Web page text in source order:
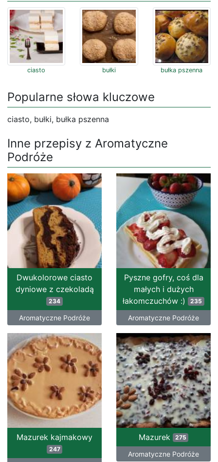
ciasto bułki bułka pszenna
Popularne słowa kluczowe
ciasto, bułki, bułka pszenna
Inne przepisy z Aromatyczne
Podróże
Dwukolorowe ciasto
dyniowe z czekoladą
234
Aromatyczne Podróże
Pyszne gofry, coś dla
małych i dużych
łakomczuchów :) 235
Aromatyczne Podróże
Mazurek kajmakowy
247
Mazurek 275
Aromatyczne Podróże